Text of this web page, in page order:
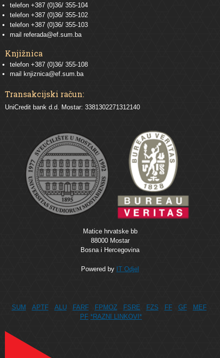
telefon +387 (0)36/ 355-104
telefon +387 (0)36/ 355-102
telefon +387 (0)36/ 355-103
mail referada@ef.sum.ba
Knjižnica
telefon +387 (0)36/ 355-108
mail
knjiznica@ef.sum.ba
Transakcijski račun:
UniCredit bank d.d. Mostar: 3381302271312140
Matice hrvatske bb
88000 Mostar
Bosna i Hercegovina
Powered by IT Odjel
SUM APTF ALU FARF FPMOZ FSRE FZS FF GF
MEF
PF *RAZNI LINKOVI*